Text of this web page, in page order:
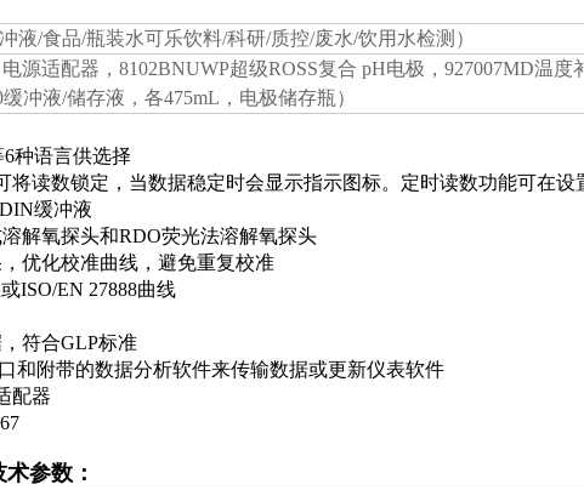
液/食品/瓶装水可乐饮料/科研/质控/废水/饮用水检测）
源适配器，8102BNUWP超级ROSS复合 pH电极，927007MD温度
冲液/储存液，各475mL，电极储存瓶）
种语言供选择
将读数锁定，当数据稳定时会显示指示图标。定时读数功能可在设
缓冲液
解氧探头和RDO荧光法溶解氧探头
优化校准曲线，避免重复校准
ISO/EN 27888曲线
符合GLP标准
和附带的数据分析软件来传输数据或更新仪表软件
配器
术参数：